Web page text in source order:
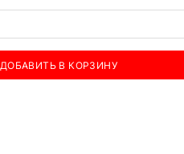
ДОБАВИТЬ В КОРЗИНУ